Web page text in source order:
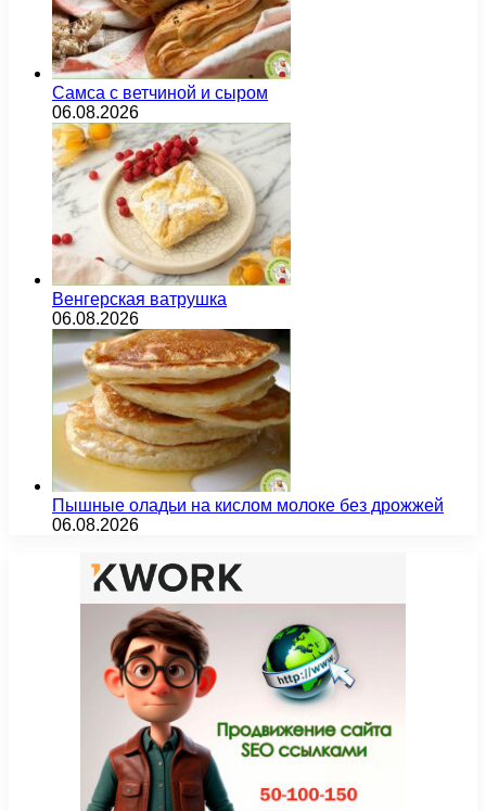
Самса с ветчиной и сыром
06.08.2026
Венгерская ватрушка
06.08.2026
Пышные оладьи на кислом молоке без дрожжей
06.08.2026